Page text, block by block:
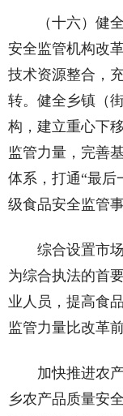
（十六）健
安全监管机构改
技术资源整合，
转。健全乡镇（
构，建立重心下
监管力量，完善
体系，打通“最后
级食品安全监管
综合设置市
为综合执法的首
业人员，提高食
监管力量比改革前
加快推进农
乡农产品质量安